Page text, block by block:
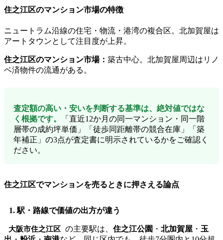
住之江区のマンション市場の特徴
ニュートラム沿線の住宅・物流・港湾の複合区。北加賀屋は
アートタウンとして注目度が上昇。
住之江区のマンション市場： 築古中心。北加賀屋周辺はリノ
ベ済物件の流通がある。
査定額の高い・安いを判断する基準は、絶対値ではな
く根拠です。
「直近12か月の同一マンション・同一階
層帯の成約坪単価」「徒歩同距離帯の競合在庫」「築
年補正」の3点が査定書に明示されているかをご確認く
ださい。
住之江区でマンションを売るときに押さえる論点
1. 駅・路線で価値の出方が違う
大阪市住之江区 の主要駅は、 住之江公園 ・ 北加賀屋・ 玉